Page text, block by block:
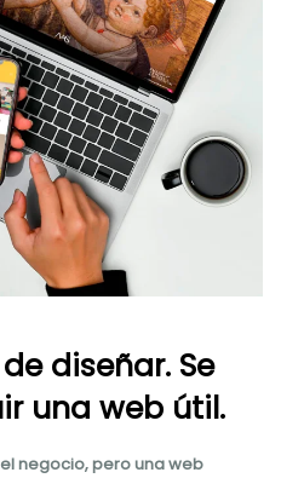
diseñar. Se
una web útil.
negocio, pero una web